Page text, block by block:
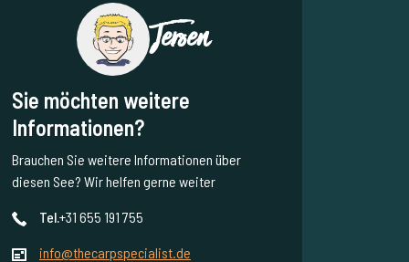
Jeroen
Sie möchten weitere
Informationen?
Brauchen Sie weitere Informationen über
diesen See? Wir helfen gerne weiter
Tel.+31 655 191 755
info@thecarpspecialist.de